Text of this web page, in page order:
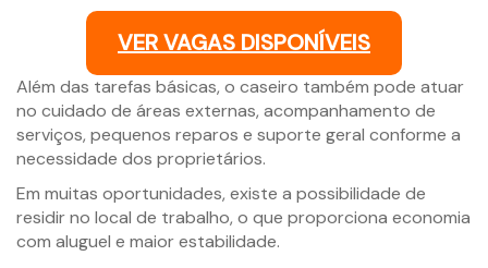
VER VAGAS DISPONÍVEIS
Além das tarefas básicas, o caseiro também pode atuar
no cuidado de áreas externas, acompanhamento de
serviços, pequenos reparos e suporte geral conforme a
necessidade dos proprietários.
Em muitas oportunidades, existe a possibilidade de
residir no local de trabalho, o que proporciona economia
com aluguel e maior estabilidade.